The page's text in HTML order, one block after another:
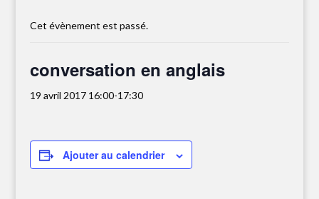
Cet évènement est passé.
conversation en anglais
19 avril 2017 16:00-17:30
Ajouter au calendrier